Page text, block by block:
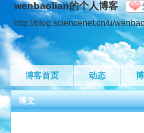
wenbaolian的个人博客
http://blog.sciencenet.cn/u/
博客首页 动态
博文